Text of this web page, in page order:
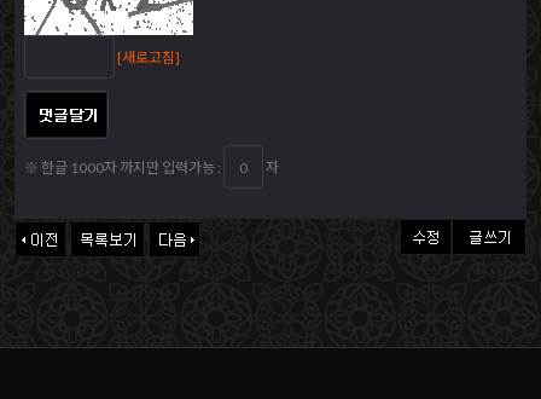
[새로고침]
※ 한글 1000자 까지만 입력가능 : 자